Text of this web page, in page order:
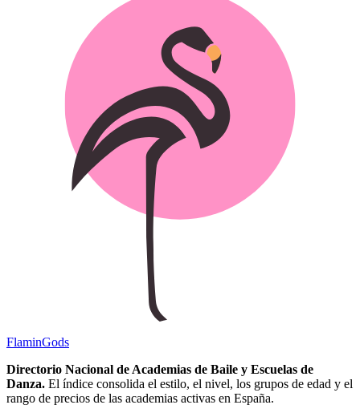
FlaminGods
Directorio Nacional de Academias de Baile y Escuelas de
Danza. El índice consolida el estilo, el nivel, los grupos de edad y el
rango de precios de las academias activas en España.